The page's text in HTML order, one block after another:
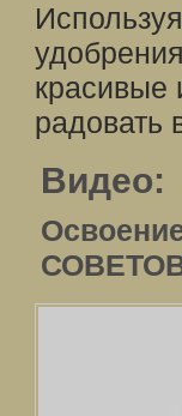
красивые
радовать
Видео: